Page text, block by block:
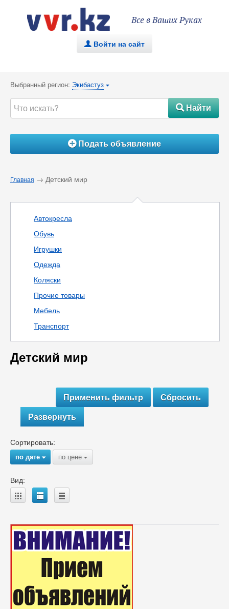
Все в Ваших Руках
. Войти на сайт
Выбранный регион: Экибастуз {
#Найти
ÁПодать объявление
Главная → Детский мир
Автокресла
Обувь
Игрушки
Одежда
Коляски
Прочие товары
Мебель
Транспорт
Детский мир
Развернуть
Сортировать:
по дате{ по цене {
Вид:
A B C